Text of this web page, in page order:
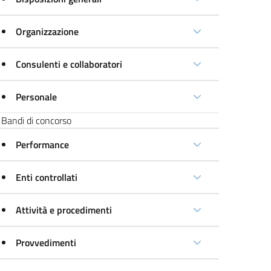
Organizzazione
Consulenti e collaboratori
Personale
Bandi di concorso
Performance
Enti controllati
Attività e procedimenti
Provvedimenti